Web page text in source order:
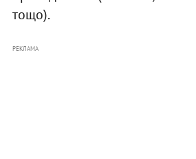
тощо).
РЕКЛАМА